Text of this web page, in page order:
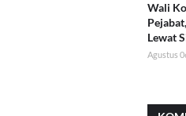
Wali
Lewat
Agustus